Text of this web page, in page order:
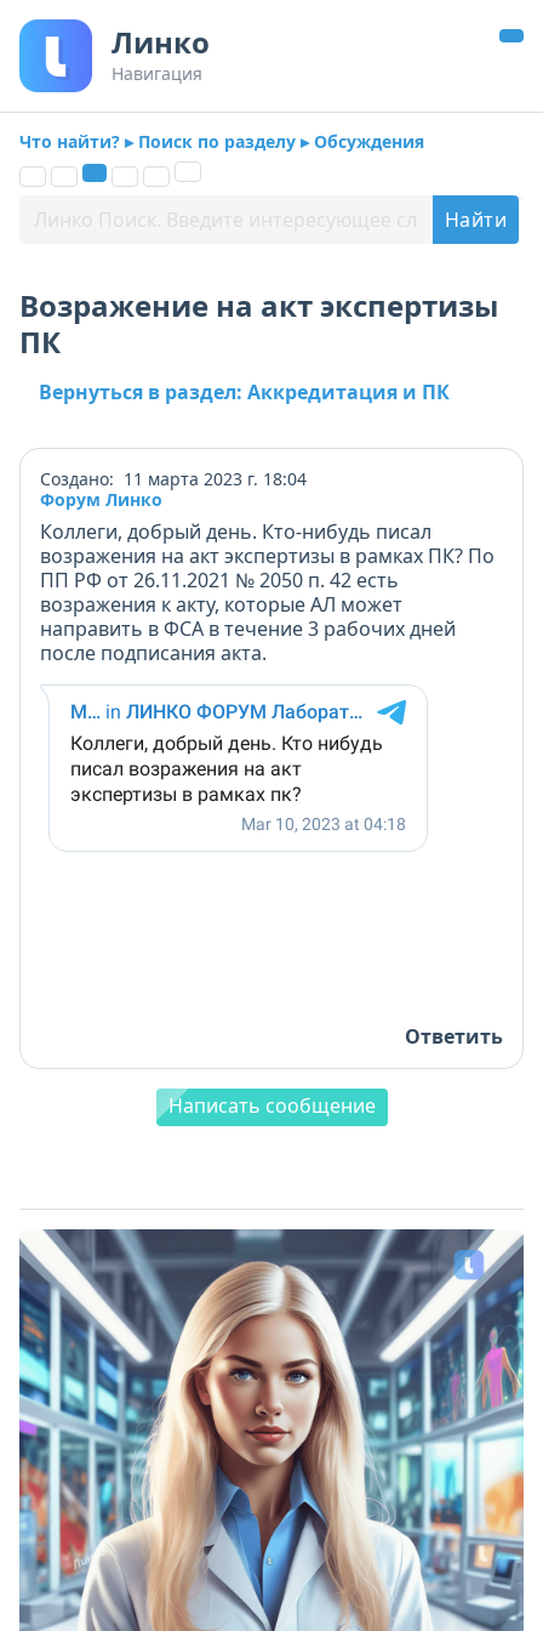
Линко
Навигация
Что найти? ▸ Поиск по разделу ▸ Обсуждения
Возражение на акт экспертизы
ПК
Вернуться в раздел: Аккредитация и ПК
Создано: 11 марта 2023 г. 18:04
Форум Линко
Коллеги, добрый день. Кто-нибудь писал
возражения на акт экспертизы в рамках ПК? По
ПП РФ от 26.11.2021 № 2050 п. 42 есть
возражения к акту, которые АЛ может
направить в ФСА в течение 3 рабочих дней
после подписания акта.
Ответить
Написать сообщение